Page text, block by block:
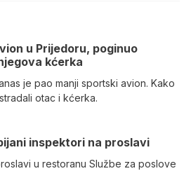
u Prijedoru, poginuo
kćerka
je pao manji sportski avion. Kako
otac i kćerka.
inspektori na proslavi
u restoranu Službe za poslove